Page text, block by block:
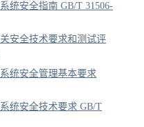
统安全指南 GB/T 31506-
安全技术要求和测试评
统安全管理基本要求
统安全技术要求 GB/T